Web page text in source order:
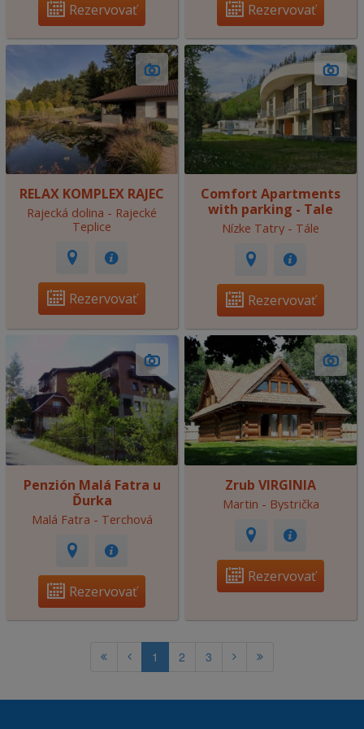
Rezervovať Rezervovať
RELAX KOMPLEX RAJEC
Rajecká dolina - Rajecké
Teplice
Rezervovať
Comfort Apartments
with parking - Tale
Nízke Tatry - Tále
Rezervovať
Penzión Malá Fatra u
Ďurka
Malá Fatra - Terchová
Rezervovať
Zrub VIRGINIA
Martin - Bystrička
Rezervovať
1 2 3